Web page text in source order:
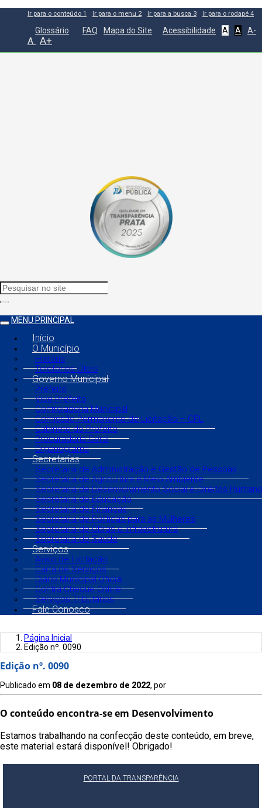
Ir para o conteúdo 1 Ir para o menu 2 Ir para a busca 3 Ir para o rodapé 4
Glossário FAQ Mapa do Site Acessibilidade A A A-
A A+
MENU PRINCIPAL
Início
O Município
História
Telefones Úteis
Governo Municipal
Prefeito
Vice Prefeito
Controladoria Municipal
Comissão Permanente de Licitação – CPL
Gabinete do Prefeito
Procuradoria Geral
Organograma
Secretarias
Secretaria de Administração e Gestão de Pessoas
Secretaria de Agricultura e Meio Ambiente
Secretaria de Desenvolvimento Social e Direitos
Secretaria de Educação
Secretaria de Finanças
Secretaria de Políticas para as Mulheres
Secretaria de Obras e Infraestrutura
Secretaria de Saúde
Serviços
Aviso de Licitação
Carta de Serviços
Diário Municipal Oficial
Contra Cheque Online
Serviços Tributários
Fale Conosco
Página Inicial
Edição nº. 0090
Edição nº. 0090
Publicado em 08 de dezembro de 2022, por
O conteúdo encontra-se em Desenvolvimento
Estamos trabalhando na confecção deste conteúdo, em breve,
este material estará disponível! Obrigado!
PORTAL DA TRANSPARÊNCIA